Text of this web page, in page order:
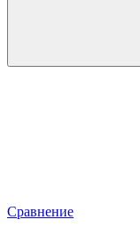
Сравнение